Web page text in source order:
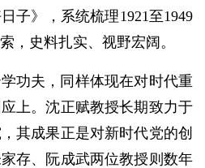
子》，系统梳理1921至1949
，史料扎实、视野宏阔。
功夫，同样体现在对时代重
上。沈正赋教授长期致力于
其成果正是对新时代党的创
存、阮成武两位教授则数年